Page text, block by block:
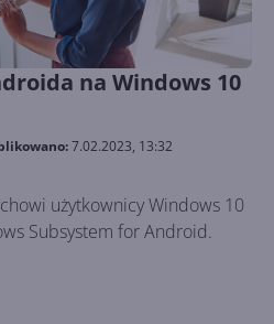
na Windows 10
7.02.2023, 13:32
użytkownicy Windows 10
Subsystem for Android.